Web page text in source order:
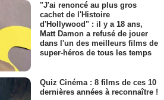
"J'ai renoncé au plus gros
cachet de l'Histoire
d'Hollywood" : il y a 18 ans,
Matt Damon a refusé de jouer
dans l'un des meilleurs films de
super-héros de tous les temps
Quiz Cinéma : 8 films de ces 10
dernières années à reconnaître !